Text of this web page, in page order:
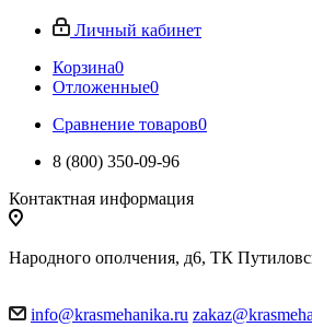
Личный кабинет
Корзина0
Отложенные0
Сравнение товаров0
8 (800) 350-09-96
Контактная информация
Народного ополчения, д6, ТК
info@krasmehanika.ru